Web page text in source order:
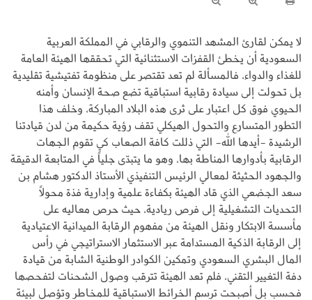
لا يمكن لقارئ المشهد التنموي والرقابي في المملكة العربية
السعودية أن يخطئ القفزات الاستثنائية التي تحققها الهيئة العامة
للغذاء والدواء، فالمسألة لم تعد تقتصر على منظومة تفتيشية تقليدية
بل تحولت إلى سيادة رقابية استباقية تضع صحة الإنسان وأمنه
الحيوي فوق كل اعتبار على ثرى هذه البلاد المباركة، وخلف هذا
التطور المتسارع والتحول الهيكلي تقف رؤية حكيمة من لدن قيادتنا
الرشيدة -أيدها الله- التي ذللت كافة الصعاب كي تقوم الجهات
الرقابية بأدوارها المناطة بها، وهو ما يتبدّى جلياً في المتابعة الدقيقة
والجهود الحثيثة لمعالي الرئيس التنفيذي الأستاذ الدكتور هشام بن
سعد الجضعي الذي قاد الهيئة بكفاءة علمية وإدارية فذة محولاً
التحديات التشغيلية إلى فرص ريادية، حيث حرص معاليه على
مأسسة الابتكار ونقل الهيئة من مفهوم الرقابة الميدانية الاعتيادية
إلى الرقابة الذكية المستدامة عبر الاستثمار الاستراتيجي في رأس
المال البشري السعودي وتمكين الكوادر الوطنية الشابة من قيادة
دفة التغيير التقني، فلم تعد الهيئة تترقب وصول الشحنات لتفحصها
فحسب بل أصبحت ترسم الخرائط الاستباقية للمخاطر وتؤصل لبيئة